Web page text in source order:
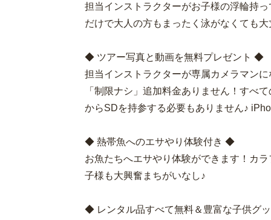
担当インストラクターがお子様の浮輪持
だけで大人の方もまったく泳がなくても大
◆ ツアー写真と動画を無料プレゼント ◆
担当インストラクターが専属カメラマン
「制限ナシ」追加料金ありません！すべ
からSDを持参する必要もありません♪
◆ 熱帯魚へのエサやり体験付き ◆
お魚たちへエサやり体験ができます！カ
子様も大興奮まちがいなし♪
◆ レンタル品すべて無料＆豊富な子供グ